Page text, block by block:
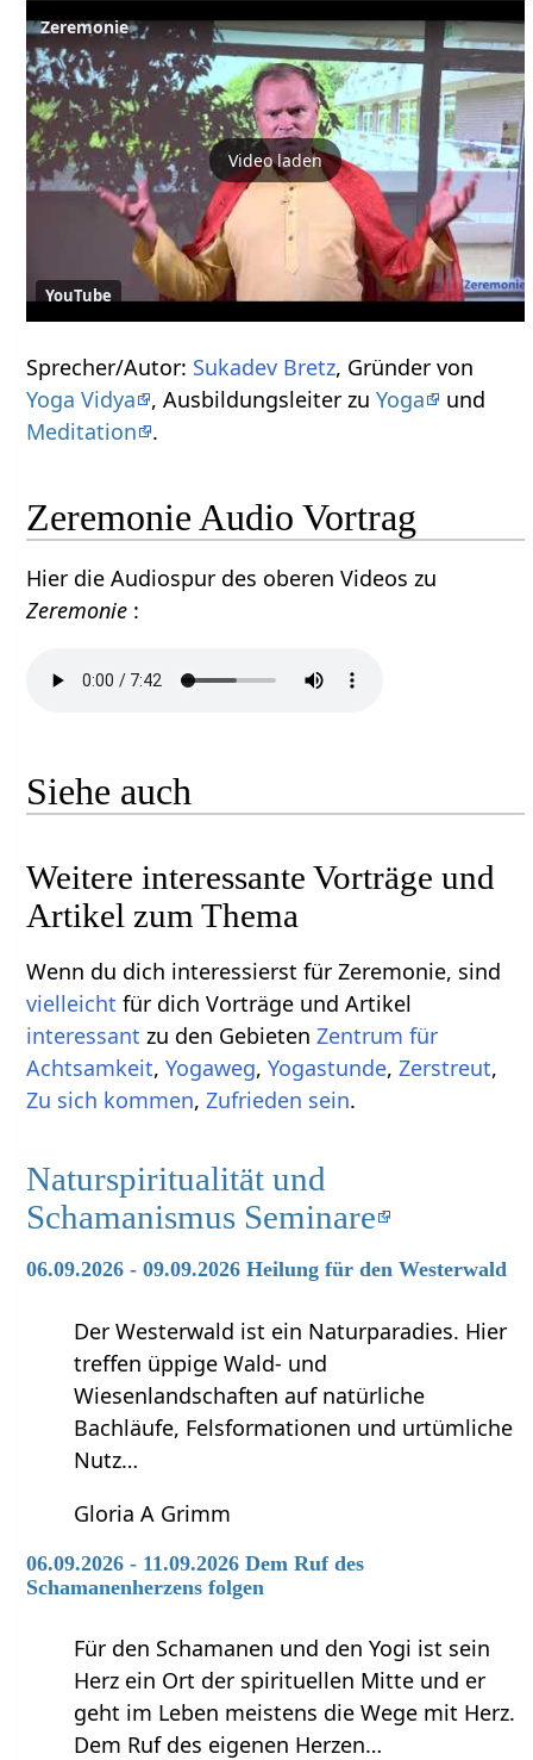
Zeremonie
Video laden
YouTube
Sprecher/Autor: Sukadev Bretz, Gründer von
Yoga Vidya
, Ausbildungsleiter zuYoga
und
Meditation
.
Zeremonie Audio Vortrag
Hier die Audiospur des oberen Videos zu
Zeremonie :
Siehe auch
Weitere interessante Vorträge und
Artikel zum Thema
Wenn du dich interessierst für Zeremonie, sind
vielleicht für dich Vorträge und Artikel
interessant zu den GebietenZentrum für
Achtsamkeit,Yogaweg,Yogastunde,Zerstreut,
Zu sich kommen,Zufrieden sein.
Naturspiritualität und
Schamanismus Seminare
06.09.2026 - 09.09.2026 Heilung für den Westerwald
Der Westerwald ist ein Naturparadies. Hier
treffen üppige Wald- und
Wiesenlandschaften auf natürliche
Bachläufe, Felsformationen und urtümliche
Nutz…
Gloria A Grimm
06.09.2026 - 11.09.2026 Dem Ruf des
Schamanenherzens folgen
Für den Schamanen und den Yogi ist sein
Herz ein Ort der spirituellen Mitte und er
geht im Leben meistens die Wege mit Herz.
Dem Ruf des eigenen Herzen…